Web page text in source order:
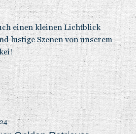
einen kleinen Lichtblick
lustige Szenen von unserem